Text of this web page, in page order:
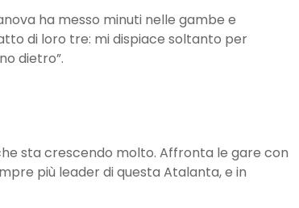
ha messo minuti nelle gambe e
di loro tre: mi dispiace soltanto per
dietro”.
sta crescendo molto. Affronta le gare con
più leader di questa Atalanta, e in